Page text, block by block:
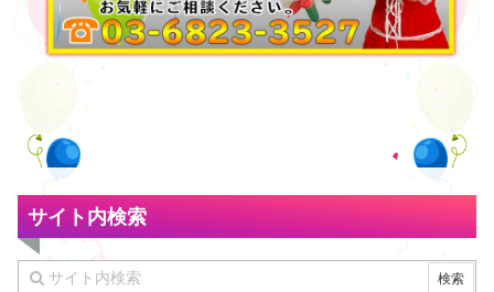
サイト内検索